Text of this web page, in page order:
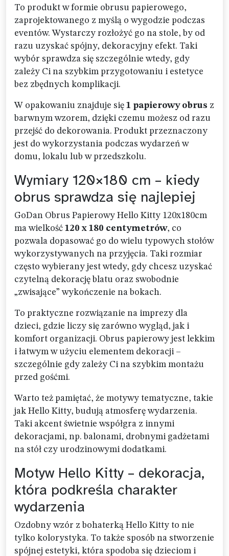
To produkt w formie obrusu papierowego,
zaprojektowanego z myślą o wygodzie podczas
eventów. Wystarczy rozłożyć go na stole, by od
razu uzyskać spójny, dekoracyjny efekt. Taki
wybór sprawdza się szczególnie wtedy, gdy
zależy Ci na szybkim przygotowaniu i estetyce
bez zbędnych komplikacji.
W opakowaniu znajduje się 1 papierowy obrus z
barwnym wzorem, dzięki czemu możesz od razu
przejść do dekorowania. Produkt przeznaczony
jest do wykorzystania podczas wydarzeń w
domu, lokalu lub w przedszkolu.
Wymiary 120×180 cm – kiedy
obrus sprawdza się najlepiej
GoDan Obrus Papierowy Hello Kitty 120x180cm
ma wielkość 120 x 180 centymetrów, co
pozwala dopasować go do wielu typowych stołów
wykorzystywanych na przyjęcia. Taki rozmiar
często wybierany jest wtedy, gdy chcesz uzyskać
czytelną dekorację blatu oraz swobodnie
„zwisające” wykończenie na bokach.
To praktyczne rozwiązanie na imprezy dla
dzieci, gdzie liczy się zarówno wygląd, jak i
komfort organizacji. Obrus papierowy jest lekkim
i łatwym w użyciu elementem dekoracji –
szczególnie gdy zależy Ci na szybkim montażu
przed gośćmi.
Warto też pamiętać, że motywy tematyczne, takie
jak Hello Kitty, budują atmosferę wydarzenia.
Taki akcent świetnie współgra z innymi
dekoracjami, np. balonami, drobnymi gadżetami
na stół czy urodzinowymi dodatkami.
Motyw Hello Kitty – dekoracja,
która podkreśla charakter
wydarzenia
Ozdobny wzór z bohaterką Hello Kitty to nie
tylko kolorystyka. To także sposób na stworzenie
spójnej estetyki, która spodoba się dzieciom i